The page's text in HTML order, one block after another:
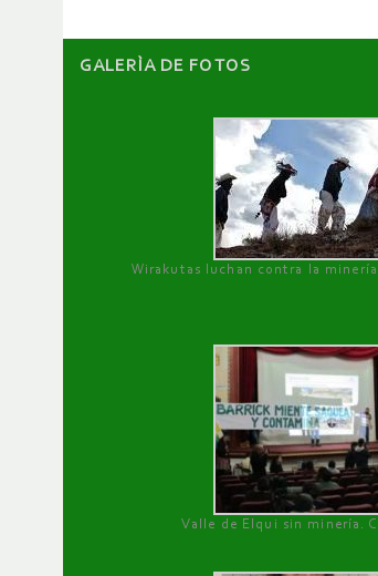
GALERÌA DE FOTOS
Wirakutas luchan contra la
Valle de Elqui sin minería.